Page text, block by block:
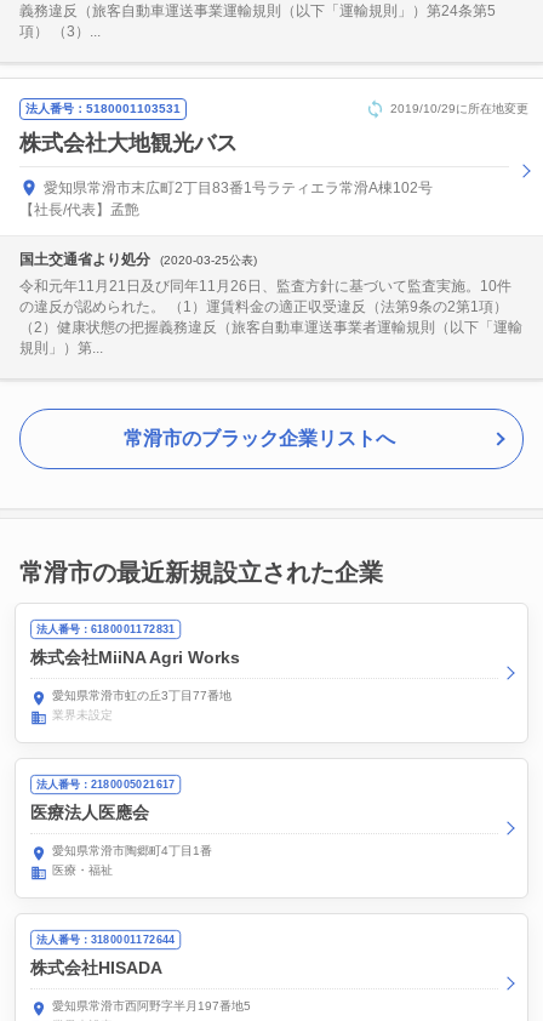
義務違反（旅客自動車運送事業運輸規則（以下「運輸規則」）第24条第5
項） （3）...
法人番号：5180001103531 2019/10/29に所在地変更
株式会社大地観光バス
愛知県常滑市末広町2丁目83番1号ラティエラ常滑A棟102号
【社長/代表】孟艶
国土交通省より処分 (2020-03-25公表)
令和元年11月21日及び同年11月26日、監査方針に基づいて監査実施。10件
の違反が認められた。 （1）運賃料金の適正収受違反（法第9条の2第1項）
（2）健康状態の把握義務違反（旅客自動車運送事業者運輸規則（以下「運輸
規則」）第...
常滑市のブラック企業リストへ
常滑市の最近新規設立された企業
法人番号：6180001172831
株式会社MiiNA Agri Works
愛知県常滑市虹の丘3丁目77番地
業界未設定
法人番号：2180005021617
医療法人医應会
愛知県常滑市陶郷町4丁目1番
医療・福祉
法人番号：3180001172644
株式会社HISADA
愛知県常滑市西阿野字半月197番地5